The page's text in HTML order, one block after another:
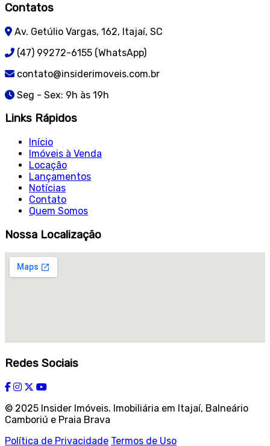
Contatos
Av. Getúlio Vargas, 162, Itajaí, SC
(47) 99272-6155 (WhatsApp)
contato@insiderimoveis.com.br
Seg - Sex: 9h às 19h
Links Rápidos
Início
Imóveis à Venda
Locação
Lançamentos
Notícias
Contato
Quem Somos
Nossa Localização
Redes Sociais
© 2025 Insider Imóveis. Imobiliária em Itajaí, Balneário
Camboriú e Praia Brava
Política de Privacidade Termos de Uso